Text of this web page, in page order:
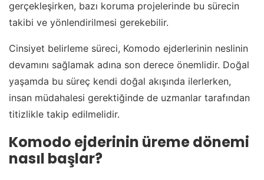
gerçekleşirken, bazı koruma projelerinde bu sürecin
takibi ve yönlendirilmesi gerekebilir.
Cinsiyet belirleme süreci, Komodo ejderlerinin neslinin
devamını sağlamak adına son derece önemlidir. Doğal
yaşamda bu süreç kendi doğal akışında ilerlerken,
insan müdahalesi gerektiğinde de uzmanlar tarafından
titizlikle takip edilmelidir.
Komodo ejderinin üreme dönemi
nasıl başlar?